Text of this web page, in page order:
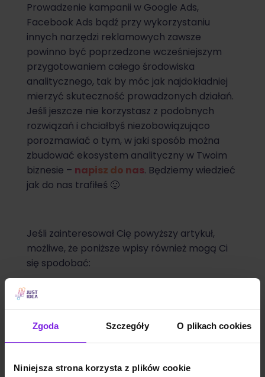
Zgoda Szczegóły O plikach cookies
Niniejsza strona korzysta z plików cookie
Prowadzenie kampanii w Google Ads,
Facebook Ads bądź przy wykorzystaniu
innych narzędzi reklamowych zawsze
powinno być poprzedzone wcześniejszym
przygotowaniem całego środowiska
analitycznego, tak by móc jak najdokładniej
mierzyć skuteczność prowadzonych działań.
Jeśli jeszcze nie korzystasz z podobnych
rozwiązań i chciałbyś niezobowiązująco
porozmawiać o tym, w jaki sposób można
zbudować ekosystem analityczny w Twoim
biznesie – napisz do nas. Będziemy wiedzieć
jak do nas trafiłeś 🙂
Jeśli zainteresował Cię powyższy artykuł,
możliwe, że poniższe wpisy również mogą Ci
się spodobać:
najnowsze trendy
Kanibalizacja i duplikacja treści – Co
to jest i jak jej przeciwdziałać?